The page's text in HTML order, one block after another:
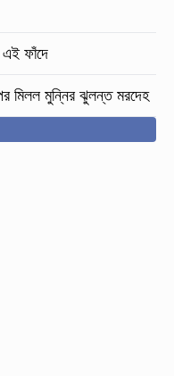
এই ফাঁদে
মিলল মুন্নির ঝুলন্ত মরদেহ